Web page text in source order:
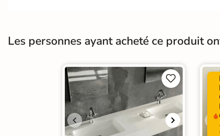
PAR FORME &
Carrelage très
Les personnes ayant acheté ce produit

